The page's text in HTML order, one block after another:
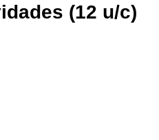
(12 u/c)